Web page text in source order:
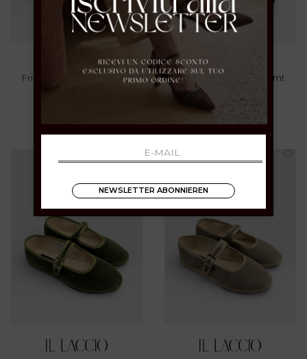
Friulana-Slipper Aus Samt Friulana-Slipper Aus Samt
36 37 38 39 40 41 42
NEWSLETTER ABONNIEREN